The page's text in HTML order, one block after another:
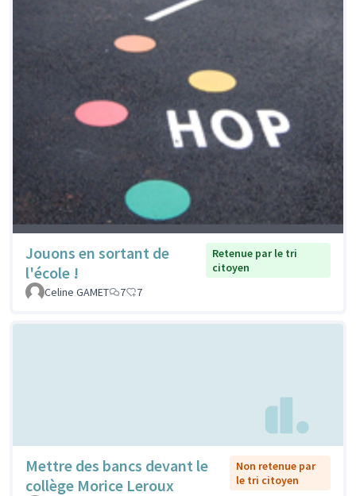
Jouons en sortant de
l'école !
Retenue par le tri
citoyen
Celine GAMET
7 7
Mettre des bancs devant le
collège Morice Leroux
Non retenue par
le tri citoyen